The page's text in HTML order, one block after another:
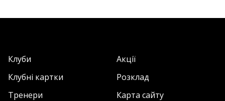
Клуби
Акції
Клубні картки
Розклад
Тренери
Карта сайту